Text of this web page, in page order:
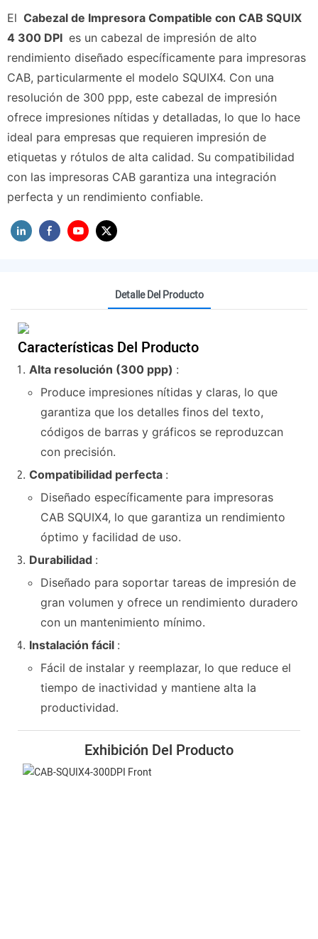
El Cabezal de Impresora Compatible con CAB SQUIX
4 300 DPI es un cabezal de impresión de alto
rendimiento diseñado específicamente para impresoras
CAB, particularmente el modelo SQUIX4. Con una
resolución de 300 ppp, este cabezal de impresión
ofrece impresiones nítidas y detalladas, lo que lo hace
ideal para empresas que requieren impresión de
etiquetas y rótulos de alta calidad. Su compatibilidad
con las impresoras CAB garantiza una integración
perfecta y un rendimiento confiable.
Detalle Del Producto
Características Del Producto
Alta resolución (300 ppp) :
Produce impresiones nítidas y claras, lo que
garantiza que los detalles finos del texto,
códigos de barras y gráficos se reproduzcan
con precisión.
Compatibilidad perfecta :
Diseñado específicamente para impresoras
CAB SQUIX4, lo que garantiza un rendimiento
óptimo y facilidad de uso.
Durabilidad :
Diseñado para soportar tareas de impresión de
gran volumen y ofrece un rendimiento duradero
con un mantenimiento mínimo.
Instalación fácil :
Fácil de instalar y reemplazar, lo que reduce el
tiempo de inactividad y mantiene alta la
productividad.
Exhibición Del Producto